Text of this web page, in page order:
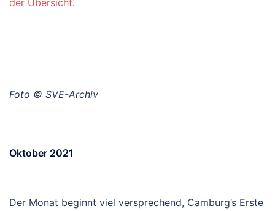
Foto © SVE-Archiv
Oktober 2021
Der Monat beginnt viel versprechend, Camburg’s Erste